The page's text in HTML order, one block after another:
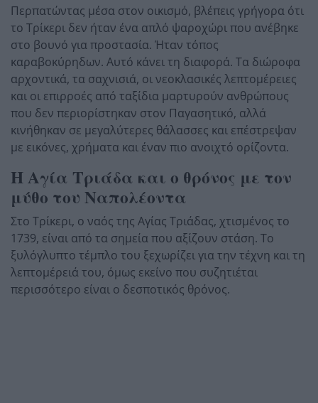
Περπατώντας μέσα στον οικισμό, βλέπεις γρήγορα ότι
το Τρίκερι δεν ήταν ένα απλό ψαροχώρι που ανέβηκε
στο βουνό για προστασία. Ήταν τόπος
καραβοκύρηδων. Αυτό κάνει τη διαφορά. Τα διώροφα
αρχοντικά, τα σαχνισιά, οι νεοκλασικές λεπτομέρειες
και οι επιρροές από ταξίδια μαρτυρούν ανθρώπους
που δεν περιορίστηκαν στον Παγασητικό, αλλά
κινήθηκαν σε μεγαλύτερες θάλασσες και επέστρεψαν
με εικόνες, χρήματα και έναν πιο ανοιχτό ορίζοντα.
Η Αγία Τριάδα και ο θρόνος με τον
μύθο του Ναπολέοντα
Στο Τρίκερι, ο ναός της Αγίας Τριάδας, χτισμένος το
1739, είναι από τα σημεία που αξίζουν στάση. Το
ξυλόγλυπτο τέμπλο του ξεχωρίζει για την τέχνη και τη
λεπτομέρειά του, όμως εκείνο που συζητιέται
περισσότερο είναι ο δεσποτικός θρόνος.